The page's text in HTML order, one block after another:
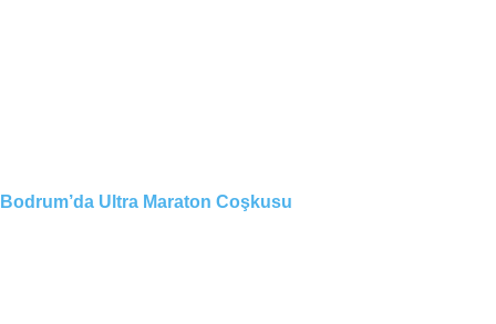
Bodrum’da Ultra Maraton Coşkusu